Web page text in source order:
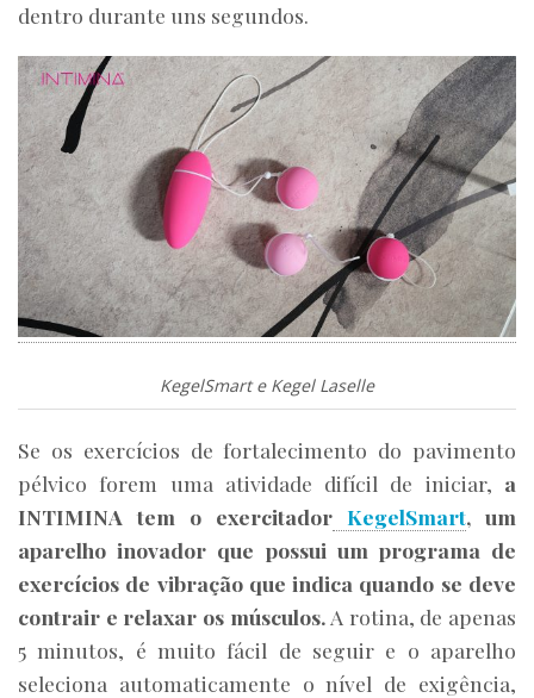
dentro durante uns segundos.
KegelSmart e Kegel Laselle
Se os exercícios de fortalecimento do pavimento
pélvico forem uma atividade difícil de iniciar, a
INTIMINA tem o exercitador KegelSmart, um
aparelho inovador que possui um programa de
exercícios de vibração que indica quando se deve
contrair e relaxar os músculos. A rotina, de apenas
5 minutos, é muito fácil de seguir e o aparelho
seleciona automaticamente o nível de exigência,